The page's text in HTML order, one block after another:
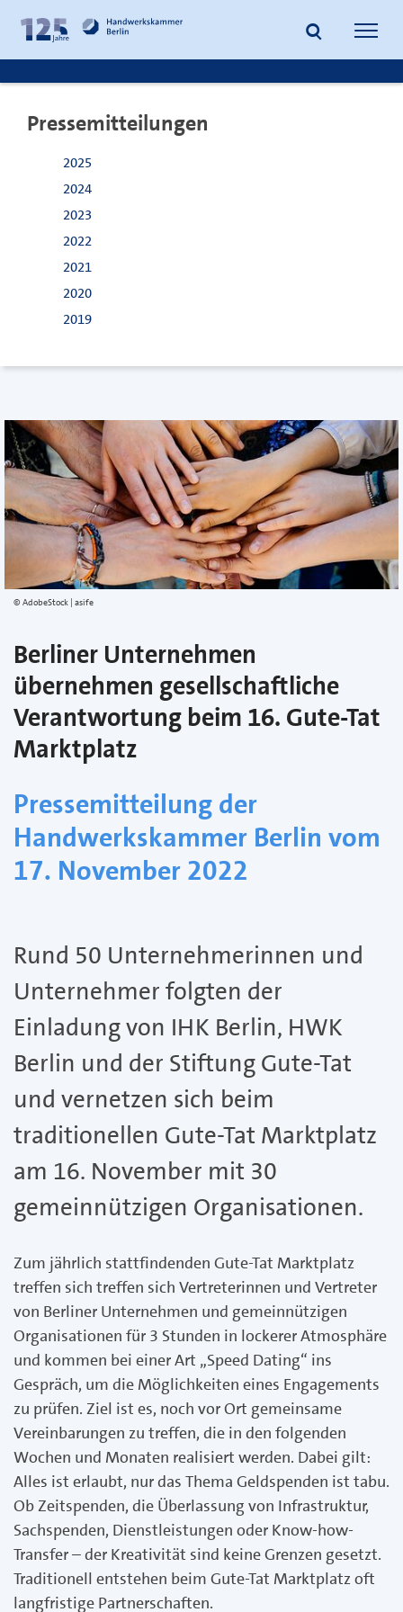
Inhalt
springen
Fußzeile
springen
Suche
Pressemitteilungen
2025
2024
2023
2022
2021
2020
2019
AdobeStock | asife
Berliner Unternehmen
übernehmen gesellschaftliche
Verantwortung beim 16. Gute-Tat
Marktplatz
Pressemitteilung der
Handwerkskammer Berlin vom
17. November 2022
Rund 50 Unternehmerinnen und
Unternehmer folgten der
Einladung von IHK Berlin, HWK
Berlin und der Stiftung Gute-Tat
und vernetzen sich beim
traditionellen Gute-Tat Marktplatz
am 16. November mit 30
gemeinnützigen Organisationen.
Zum jährlich stattfindenden Gute-Tat Marktplatz
treffen sich treffen sich Vertreterinnen und Vertreter
von Berliner Unternehmen und gemeinnützigen
Organisationen für 3 Stunden in lockerer Atmosphäre
und kommen bei einer Art „Speed Dating“ ins
Gespräch, um die Möglichkeiten eines Engagements
zu prüfen. Ziel ist es, noch vor Ort gemeinsame
Vereinbarungen zu treffen, die in den folgenden
Wochen und Monaten realisiert werden. Dabei gilt:
Alles ist erlaubt, nur das Thema Geldspenden ist tabu.
Ob Zeitspenden, die Überlassung von Infrastruktur,
Sachspenden, Dienstleistungen oder Know-how-
Transfer – der Kreativität sind keine Grenzen gesetzt.
Traditionell entstehen beim Gute-Tat Marktplatz oft
langfristige Partnerschaften.